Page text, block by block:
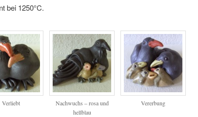
bei 1250°C.
Verliebt
Nachwuchs – rosa und
hellblau
Vererbung